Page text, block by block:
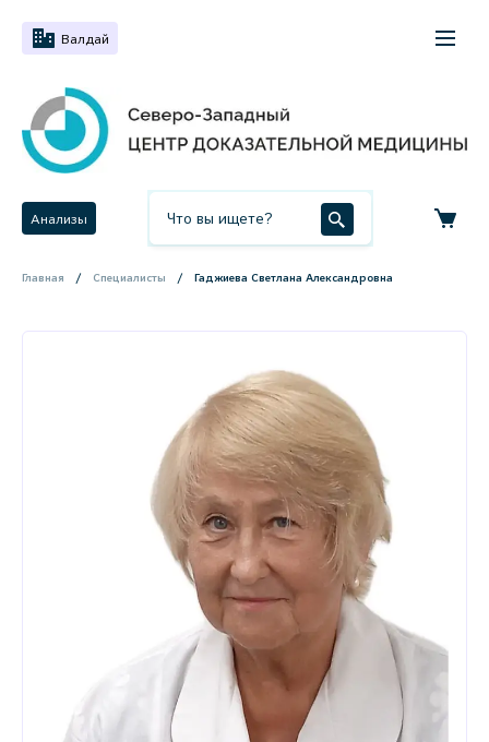
Валдай
Анализы
Главная Специалисты Гаджиева Светлана Александровна